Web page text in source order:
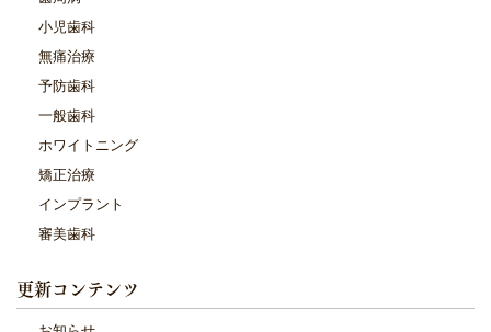
小児歯科
無痛治療
予防歯科
一般歯科
ホワイトニング
矯正治療
インプラント
審美歯科
更新コンテンツ